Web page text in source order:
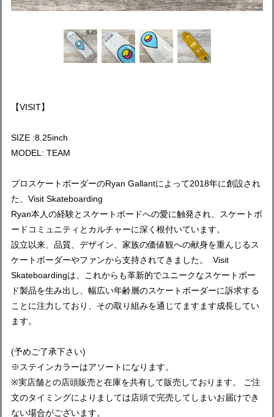
【VISIT】
SIZE :8.25inch
MODEL: TEAM
プロスケートボーダーのRyan Gallantによって2018年に創設され
た、Visit Skateboarding
Ryan本人の経験とスケートボードへの愛に触発され、スケートボ
ードコミュニティとカルチャーに深く根付いています。
設立以来、品質、デザイン、家族の価値観への献身を重んじるス
ケートボーダーやファンから支持されてきました。 Visit
Skateboardingは、これからも革新的でユニークなスケートボー
ド製品を生み出し、幅広い年齢層のスケートボーダーに訴求する
ことに注力しており、その取り組みを通じてますます成長してい
ます。
(予めご了承下さい)
※ステインカラーはアソートになります。
※実店舗との店頭販売と在庫を共有して販売しております。 ご注
文のタイミングによりましては店頭で完売してしまいお届けでき
ない場合がございます。